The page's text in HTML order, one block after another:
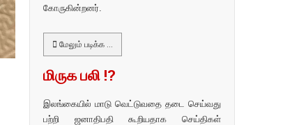
கோருகின்றனர்.
மேலும் படிக்க …
மிருக பலி !?
இலங்கையில் மாடு வெட்டுவதை தடை செய்வது
பற்றி ஜனாதிபதி கூறியதாக செய்திகள்